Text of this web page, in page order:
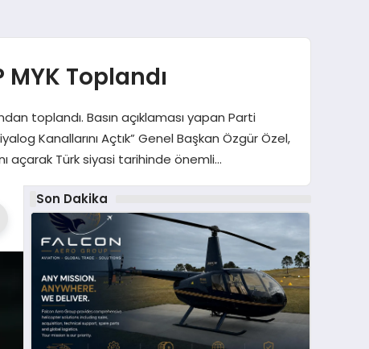
Toplandı
toplandı. Basın açıklaması yapan Parti
Kanallarını Açtık” Genel Başkan Özgür Özel,
açarak Türk siyasi tarihinde önemli…
Son Dakika